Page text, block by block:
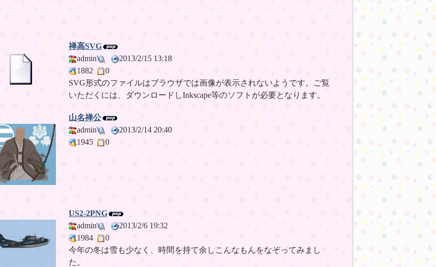
禅高SVG
admin
2013/2/15 13:18
1882
0
SVG形式のファイルはブラウザでは画像が表示されないようです。ご覧
いただくには、ダウンロードしInkscape等のソフトが必要となります。
山名禅公
admin
2013/2/14 20:40
1945
0
US2-2PNG
admin
2013/2/6 19:32
1984
0
今年の冬は雪も少なく、時間を持て余しこんなもんをなぞってみまし
た。